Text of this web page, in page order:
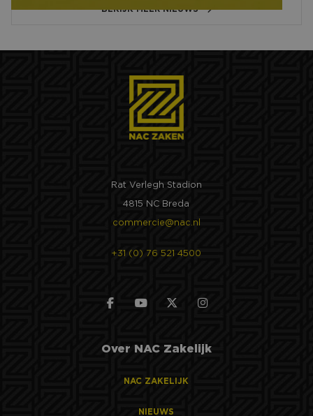
BEKIJK MEER NIEUWS
Rat Verlegh Stadion
4815 NC Breda
commercie@nac.nl
+31 (0) 76 521 4500
Over NAC Zakelijk
NAC ZAKELIJK
NIEUWS